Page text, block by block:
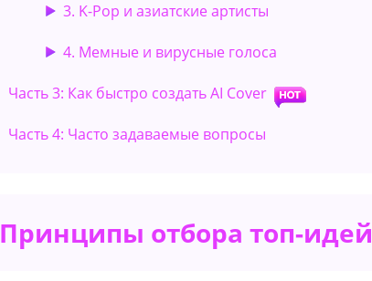
3. K-Pop и азиатские артисты
4. Мемные и вирусные голоса
Часть 3: Как быстро создать AI Cover
Часть 4: Часто задаваемые вопросы
Принципы отбора топ-идей